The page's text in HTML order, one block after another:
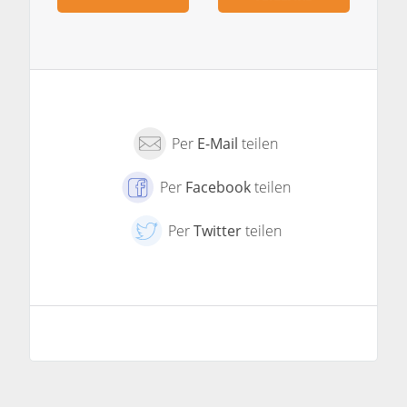
Per E-Mail teilen
Per Facebookteilen
PerTwitterteilen